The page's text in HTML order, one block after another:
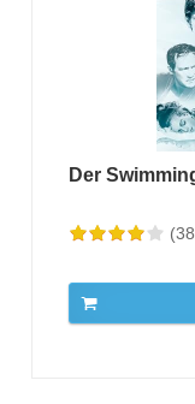
Der